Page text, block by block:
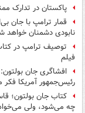
پاکستان در تدارک
قمار ترامپ با جان
نابودی دشمنان
فیلم
افشاگری جان
رئیس‌جمهور آمریکا
کتاب جان بولتون؛
چه می‌شود، ولی